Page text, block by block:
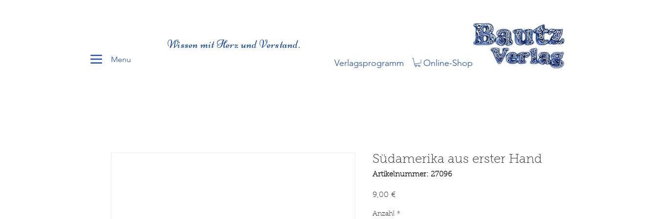
Menu
Wissen mit Herz und Verstand.
Verlagsprogramm Online-Shop
Südamerika aus erster Hand
Artikelnummer: 27096
9,00 €Preis
Anzahl *